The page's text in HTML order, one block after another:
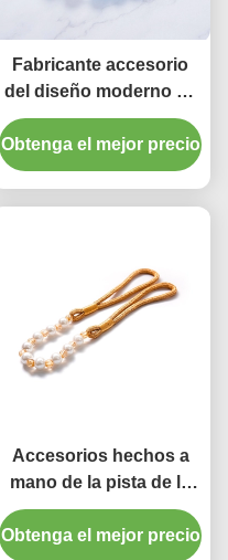
Fabricante accesorio
del diseño moderno de
la cortina de la perla de
los Tiebacks de alta
calidad de las borlas en
Obtenga el mejor precio
Accesorios hechos a
mano de la pista de la
cortina de la perla que
atan la cuerda para el
Obtenga el mejor precio